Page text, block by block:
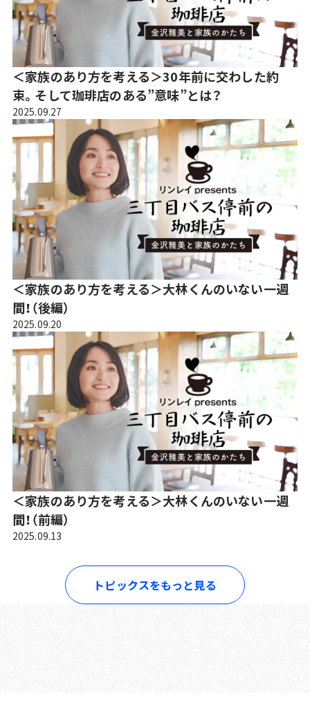
＜家族のあり方を考える＞30年前に交わした約
束。そして珈琲店のある”意味”とは？
2025.09.27
＜家族のあり方を考える＞大林くんのいない一週
間！（後編）
2025.09.20
＜家族のあり方を考える＞大林くんのいない一週
間！（前編）
2025.09.13
トピックスをもっと見る